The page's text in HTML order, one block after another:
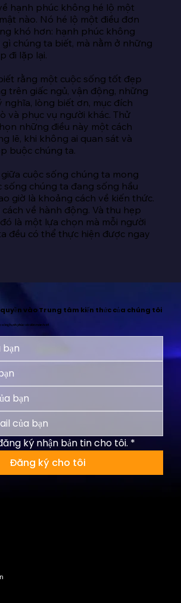
hạnh phúc không hé lộ một
nào. Nó hé lộ một điều đơn
khó hơn: hạnh phúc không
chúng ta biết, mà nằm ở những
đi lặp lại.
rằng một cuộc sống tốt đẹp
trên giấc ngủ, vận động, những
nghĩa, lòng biết ơn, mục đích
và phục vụ người khác. Thử
những điều này một cách
lẽ, khi không ai quan sát và
buộc chúng ta.
cuộc sống chúng ta mong
sống chúng ta đang sống hầu
giờ là khoảng cách về kiến thức.
về hành động. Và thu hẹp
là một lựa chọn mà mỗi người
đều có thể thực hiện được ngay
quyền vào Trung tâm kiến thức của chúng tôi
hạnh phúc và viên mãn hơn!
ký nhận bản tin cho tôi. *
Đăng ký cho tôi